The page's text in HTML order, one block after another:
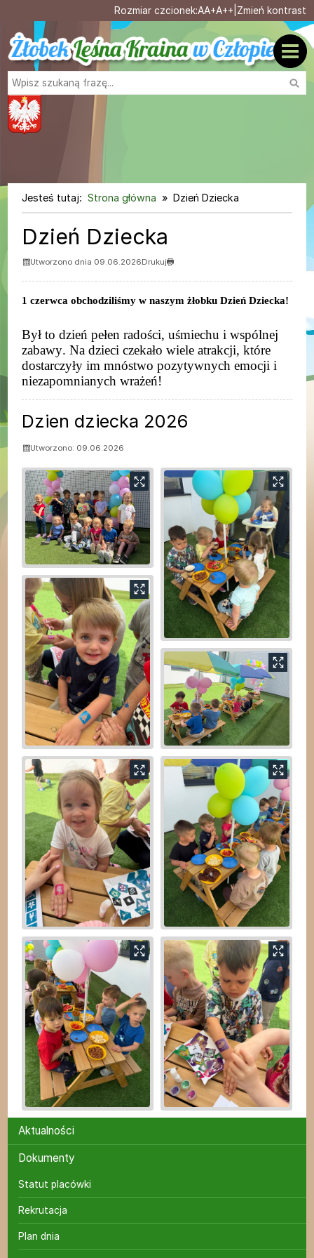
Przejdź do głównej treści Przejdź do wyszukiwarki
Rozmiar czcionek:Ustaw domyślną
AUstaw większą
A+Ustaw największą
A++ Zmień kontrast
Jesteś tutaj: Strona główna Dzień Dziecka
Dzień Dziecka
Utworzono dnia 09.06.2026Drukuj
1 czerwca obchodziliśmy w naszym żłobku Dzień Dziecka!
Był to dzień pełen radości, uśmiechu i wspólnej
zabawy. Na dzieci czekało wiele atrakcji, które
dostarczyły im mnóstwo pozytywnych emocji i
niezapomnianych wrażeń!
Dzien dziecka 2026
Utworzono: 09.06.2026
Menu
Aktualności
Dokumenty
Statut placówki
Rekrutacja
Plan dnia